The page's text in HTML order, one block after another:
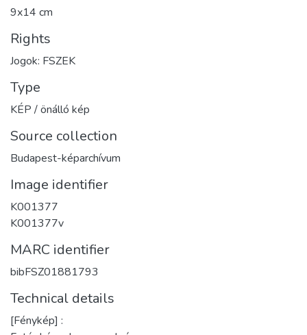
9x14 cm
Rights
Jogok: FSZEK
Type
KÉP / önálló kép
Source collection
Budapest-képarchívum
Image identifier
K001377
K001377v
MARC identifier
bibFSZ01881793
Technical details
[Fénykép] :